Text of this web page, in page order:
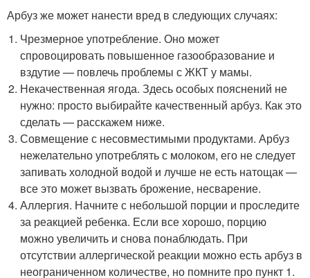
Арбуз же может нанести вред в следующих случаях:
Чрезмерное употребление. Оно может
спровоцировать повышенное газообразование и
вздутие — повлечь проблемы с ЖКТ у мамы.
Некачественная ягода. Здесь особых пояснений не
нужно: просто выбирайте качественный арбуз. Как это
сделать — расскажем ниже.
Совмещение с несовместимыми продуктами. Арбуз
нежелательно употреблять с молоком, его не следует
запивать холодной водой и лучше не есть натощак —
все это может вызвать брожение, несварение.
Аллергия. Начните с небольшой порции и проследите
за реакцией ребенка. Если все хорошо, порцию
можно увеличить и снова понаблюдать. При
отсутствии аллергической реакции можно есть арбуз в
неограниченном количестве, но помните про пункт 1.